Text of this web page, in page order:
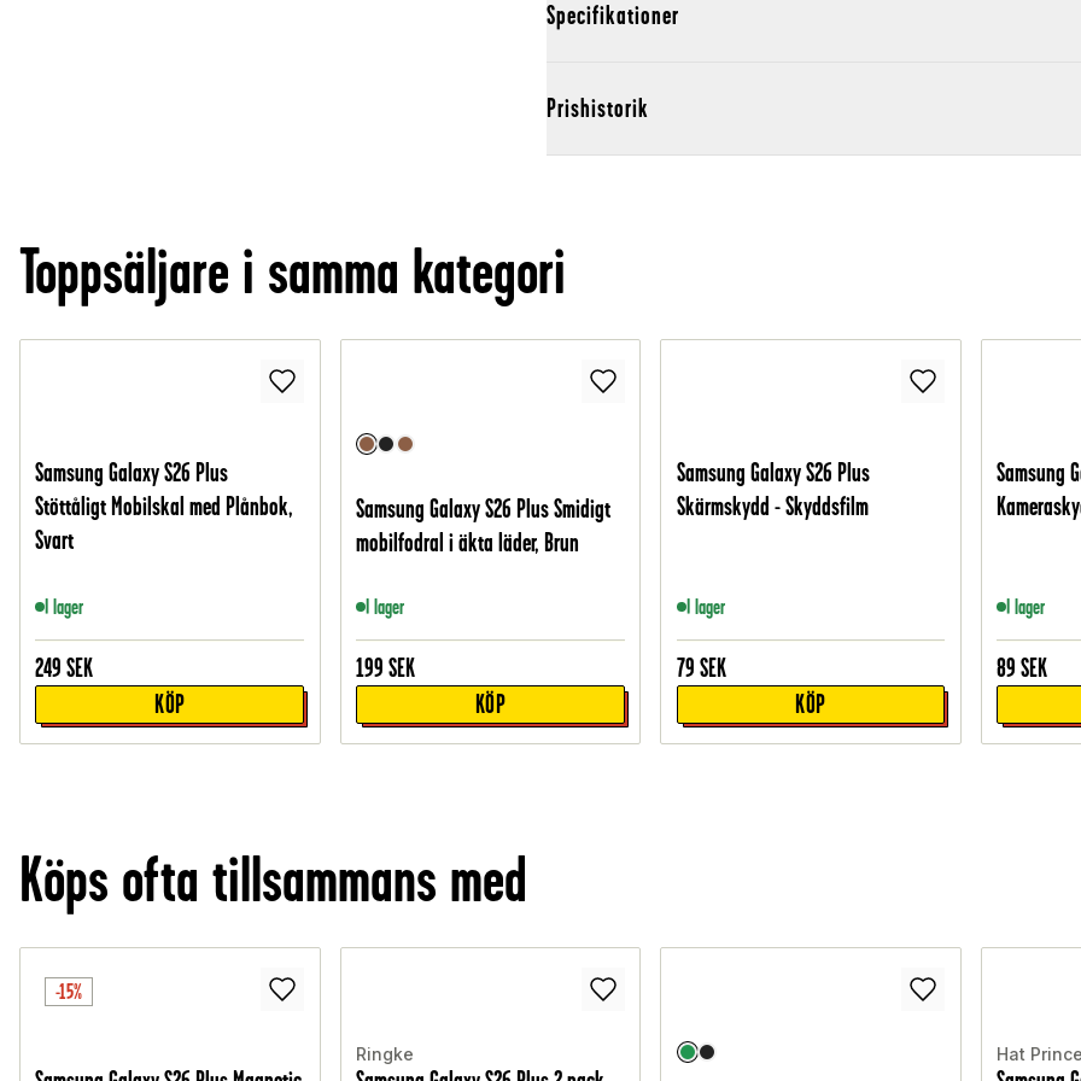
Specifikationer
Prishistorik
Toppsäljare i samma kategori
Samsung Galaxy S26 Plus
Stöttåligt Mobilskal med Plånbok,
Svart
I lager
249 SEK
KÖP
Samsung Galaxy S26 Plus Smidigt
mobilfodral i äkta läder, Brun
I lager
199 SEK
KÖP
Samsung Galaxy S26 Plus
Skärmskydd - Skyddsfilm
I lager
79 SEK
KÖP
Samsung
I lager
89 SEK
Köps ofta tillsammans med
-15%
Ringke Hat